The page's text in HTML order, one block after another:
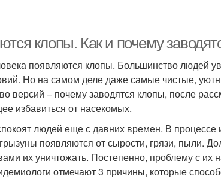
клопы. Как и почему
появляются клопы. Большинство людей
Но на самом деле даже самые чистые,
версий – почему заводятся клопы, после
избавиться от насекомых.
людей еще с давних времен. В
появляются от сырости, грязи, пыли.
их уничтожать. Постепенно, проблему с
отмечают 3 причины, которые